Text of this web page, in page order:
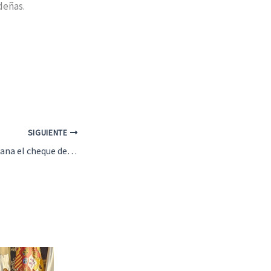
SIGUIENTE
Juan de Dios Mora gana el cheque de 3.000 euros de la campaña ‘Comprar en Navidad en Antequera tiene premio’ 2025